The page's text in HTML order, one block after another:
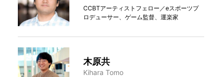
CCBTアーティストフェロー／eスポーツプ
ロデューサー、ゲーム監督、運楽家
木原共
Kihara Tomo